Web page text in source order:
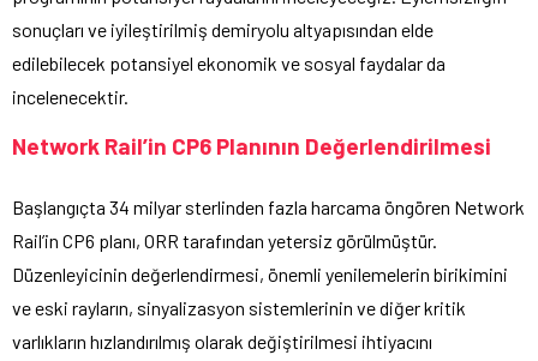
sonuçları ve iyileştirilmiş demiryolu altyapısından elde
edilebilecek potansiyel ekonomik ve sosyal faydalar da
incelenecektir.
Network Rail’in CP6 Planının Değerlendirilmesi
Başlangıçta 34 milyar sterlinden fazla harcama öngören Network
Rail’in CP6 planı, ORR tarafından yetersiz görülmüştür.
Düzenleyicinin değerlendirmesi, önemli yenilemelerin birikimini
ve eski rayların, sinyalizasyon sistemlerinin ve diğer kritik
varlıkların hızlandırılmış olarak değiştirilmesi ihtiyacını